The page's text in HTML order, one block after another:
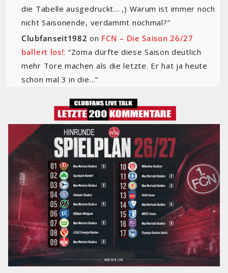
die Tabelle ausgedruckt… ,) Warum ist immer noch
nicht Saisonende, verdammt nochmal?”
Clubfanseit1982 on FCN – Die Saison 26/27
ballert los!: “Zoma dürfte diese Saison deutlich
mehr Tore machen als die letzte. Er hat ja heute
schon mal 3 in die…”